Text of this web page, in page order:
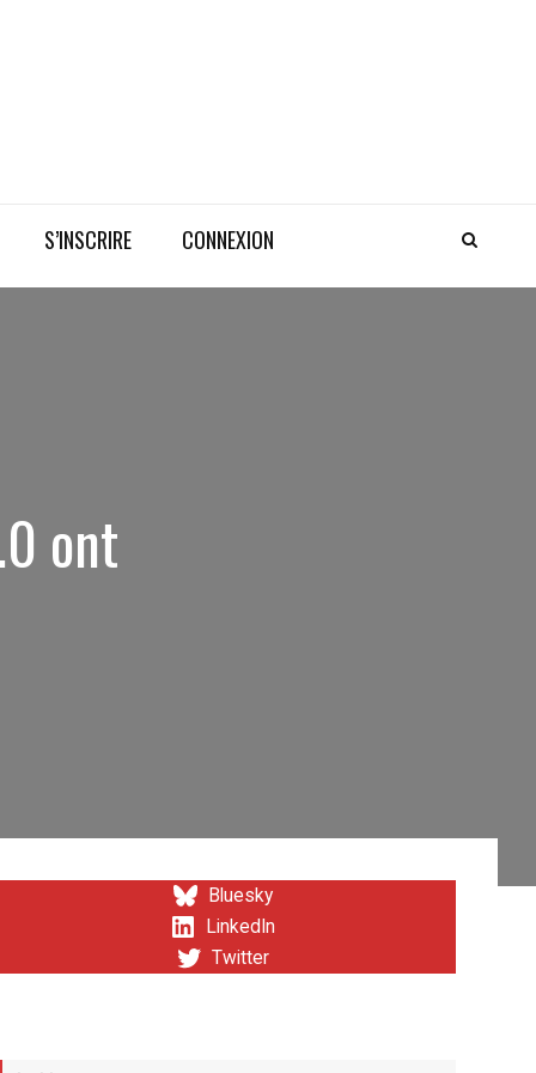
S’INSCRIRE CONNEXION
ont
Bluesky
LinkedIn
Twitter